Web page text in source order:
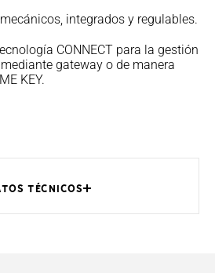
integrados y regulables.
CONNECT para la gestión
gateway o de manera
KEY.
TÉCNICOS